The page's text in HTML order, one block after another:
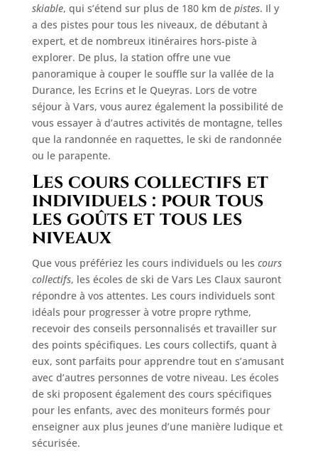
skiable, qui s’étend sur plus de 180 km de pistes. Il y
a des pistes pour tous les niveaux, de débutant à
expert, et de nombreux itinéraires hors-piste à
explorer. De plus, la station offre une vue
panoramique à couper le souffle sur la vallée de la
Durance, les Ecrins et le Queyras. Lors de votre
séjour à Vars, vous aurez également la possibilité de
vous essayer à d’autres activités de montagne, telles
que la randonnée en raquettes, le ski de randonnée
ou le parapente.
Les cours collectifs et
individuels : pour tous
les goûts et tous les
niveaux
Que vous préfériez les cours individuels ou les cours
collectifs, les écoles de ski de Vars Les Claux sauront
répondre à vos attentes. Les cours individuels sont
idéals pour progresser à votre propre rythme,
recevoir des conseils personnalisés et travailler sur
des points spécifiques. Les cours collectifs, quant à
eux, sont parfaits pour apprendre tout en s’amusant
avec d’autres personnes de votre niveau. Les écoles
de ski proposent également des cours spécifiques
pour les enfants, avec des moniteurs formés pour
enseigner aux plus jeunes d’une manière ludique et
sécurisée.